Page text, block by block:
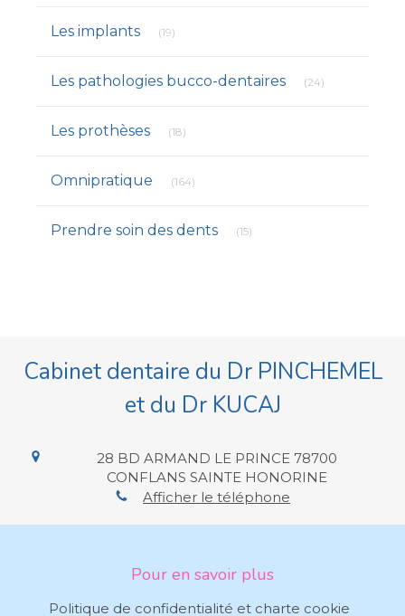
Les implants (19)
Les pathologies bucco-dentaires (24)
Les prothèses (18)
Omnipratique (164)
Prendre soin des dents (15)
Cabinet dentaire du Dr PINCHEMEL
et du Dr KUCAJ
28 BD ARMAND LE PRINCE 78700
CONFLANS SAINTE HONORINE
Afficher le téléphone
Pour en savoir plus
Politique de confidentialité et charte cookie